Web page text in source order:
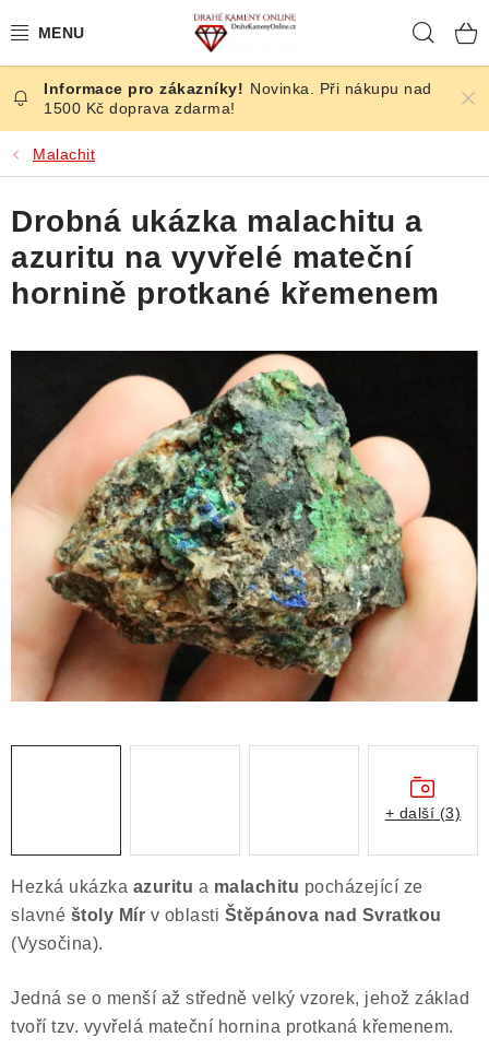
na
ČESKÉ KAMENY
ŠPERKY
KAMENY ZE SVĚTA
BROUŠENÉ
KRYSTALY
ČLÁNKY
NALEZIŠTĚ
NÁŠ PŘÍBĚH
VIDEOGALERIE
Výkup minerálů a drahých kamenů
Formulář pro uplatnění reklamace
Poučení o právu na odstoupení od smlouvy
Novinka. Při nákupu nad
1500 Kč doprava zdarma!
Malachit
Hezká ukázka azuritu a malachitu pocházející ze
slavné štoly Mír v oblasti Štěpánova nad Svratkou
(Vysočina).
Jedná se o menší až středně velký vzorek, jehož základ
tvoří tzv. vyvřelá mateční hornina protkaná křemenem.
Drobná ukázka malachitu a
azuritu na vyvřelé mateční
hornině protkané křemenem
+ další (3)